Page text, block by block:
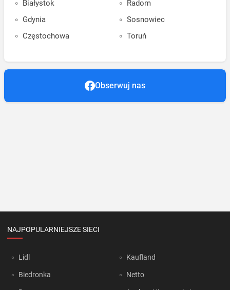
Białystok
Gdynia
Częstochowa
Radom
Sosnowiec
Toruń
Obserwuj nas
NAJPOPULARNIEJSZE SIECI
Lidl
Biedronka
Kaufland
Netto